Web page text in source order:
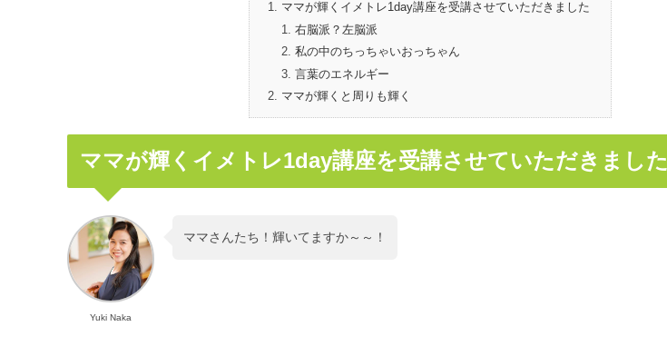
ママが輝くイメトレ1day講座を受講させていただきました
右脳派？左脳派
私の中のちっちゃいおっちゃん
言葉のエネルギー
ママが輝くと周りも輝く
ママが輝くイメトレ1day講座を受講させていただきました
Yuki Naka
ママさんたち！輝いてますか～～！